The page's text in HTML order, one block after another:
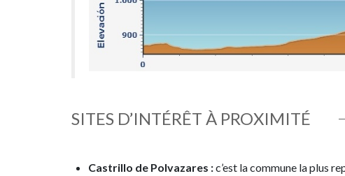
SITES D’INTÉRÊT À PROXIMITÉ
Castrillo de Polvazares :c’est la commune la plus